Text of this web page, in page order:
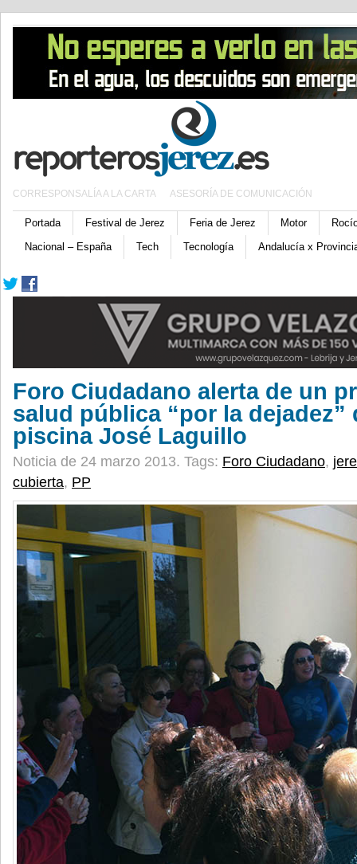
CORRESPONSALÍA A LA CARTA ASESORÍA DE COMUNICACIÓN
Portada Festival de Jerez Feria de Jerez Motor
Nacional – España
Tech Tecnología Andalucía x
Foro Ciudadano alerta de un
salud pública “por la dejadez”
piscina José Laguillo
Noticia de 24 marzo 2013. Tags: Foro Ciudadano,
cubierta, PP